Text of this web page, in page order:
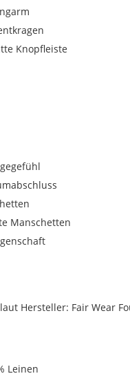
Knopfleiste
Manschetten
Hersteller: Fair Wear
Leinen